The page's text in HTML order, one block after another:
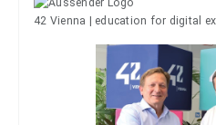
42 Vienna | education for digital